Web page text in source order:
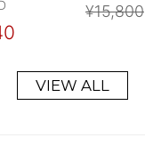
¥15,800
VIEW ALL